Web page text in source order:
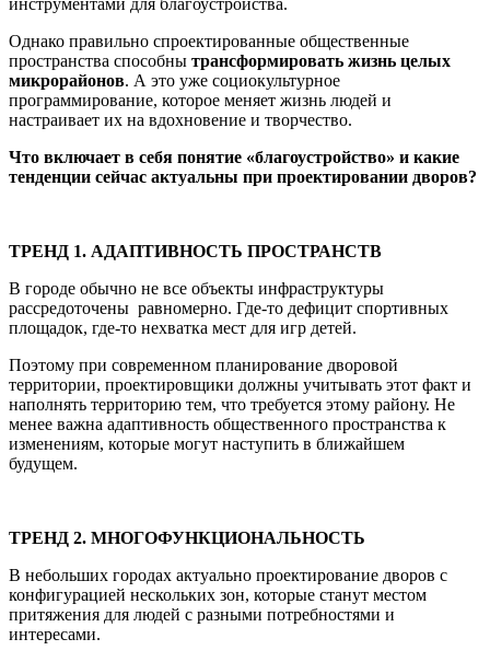
инструментами для благоустройства.
Однако правильно спроектированные общественные
пространства способны трансформировать жизнь целых
микрорайонов. А это уже социокультурное
программирование, которое меняет жизнь людей и
настраивает их на вдохновение и творчество.
Что включает в себя понятие «благоустройство» и какие
тенденции сейчас актуальны при проектировании дворов?
ТРЕНД 1. АДАПТИВНОСТЬ ПРОСТРАНСТВ
В городе обычно не все объекты инфраструктуры
рассредоточены равномерно. Где-то дефицит спортивных
площадок, где-то нехватка мест для игр детей.
Поэтому при современном планирование дворовой
территории, проектировщики должны учитывать этот факт и
наполнять территорию тем, что требуется этому району. Не
менее важна адаптивность общественного пространства к
изменениям, которые могут наступить в ближайшем
будущем.
ТРЕНД 2. МНОГОФУНКЦИОНАЛЬНОСТЬ
В небольших городах актуально проектирование дворов с
конфигурацией нескольких зон, которые станут местом
притяжения для людей с разными потребностями и
интересами.